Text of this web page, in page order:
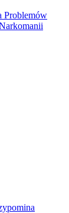
Problemów